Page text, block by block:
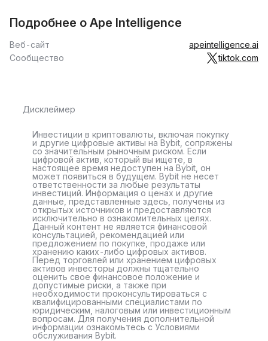
Подробнее о Ape Intelligence
Веб-сайт
apeintelligence.ai
Сообщество
tiktok.com
Дисклеймер
Инвестиции в криптовалюты, включая покупку
и другие цифровые активы на Bybit, сопряжены
со значительным рыночным риском. Если
цифровой актив, который вы ищете, в
настоящее время недоступен на Bybit, он
может появиться в будущем. Bybit не несет
ответственности за любые результаты
инвестиций. Информация о ценах и другие
данные, представленные здесь, получены из
открытых источников и предоставляются
исключительно в ознакомительных целях.
Данный контент не является финансовой
консультацией, рекомендацией или
предложением по покупке, продаже или
хранению каких-либо цифровых активов.
Перед торговлей или хранением цифровых
активов инвесторы должны тщательно
оценить свое финансовое положение и
допустимые риски, а также при
необходимости проконсультироваться с
квалифицированными специалистами по
юридическим, налоговым или инвестиционным
вопросам. Для получения дополнительной
информации ознакомьтесь с Условиями
обслуживания Bybit.